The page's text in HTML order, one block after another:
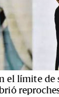
el límite de